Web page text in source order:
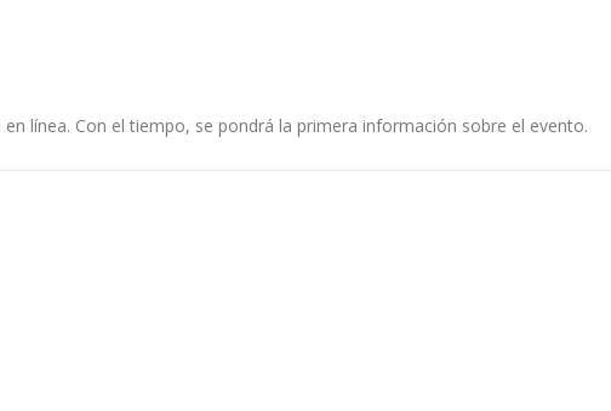
en línea. Con el tiempo, se pondrá la primera información sobre el evento.